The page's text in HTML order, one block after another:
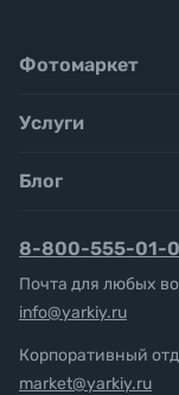
Фотомаркет
Услуги
Блог
8-800-555-01-
Почта для любых
info@yarkiy.ru
Корпоративный
market@yarkiy.ru